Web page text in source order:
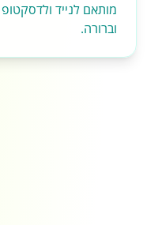
מותאם לנייד
וברורה.